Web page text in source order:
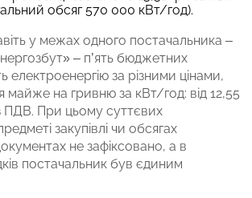
обсяг 570 000 кВт/год).
у межах одного постачальника –
– п’ять бюджетних
електроенергію за різними цінами,
майже на гривню за кВт/год: від 12,55
ПДВ. При цьому суттєвих
закупівлі чи обсягах
не зафіксовано, а в
постачальник був єдиним